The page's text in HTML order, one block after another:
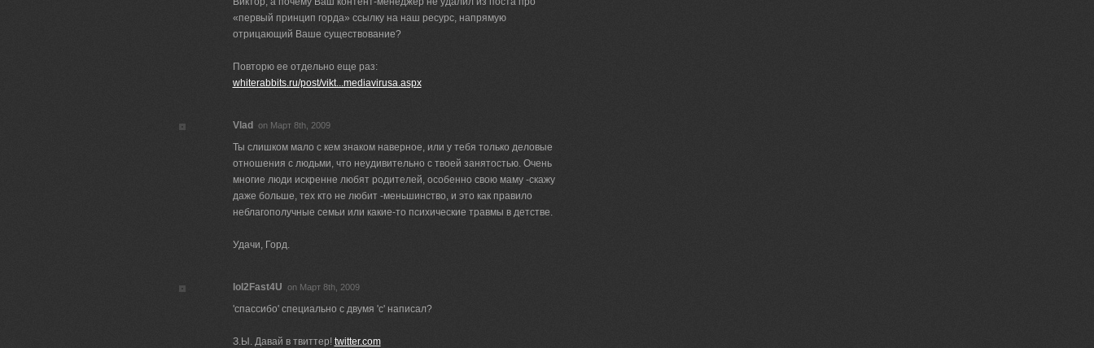
«первый принцип горда» ссылку на наш ресурс, напрямую
отрицающий Ваше существование?
Повторю ее отдельно еще раз:
whiterabbits.ru/post/vikt...mediavirusa.aspx
Vlad on Март 8th, 2009
Ты слишком мало с кем знаком наверное, или у тебя только деловые
отношения с людьми, что неудивительно с твоей занятостью. Очень
многие люди искренне любят родителей, особенно свою маму -скажу
даже больше, тех кто не любит -меньшинство, и это как правило
неблагополучные семьи или какие-то психические травмы в детстве.
Удачи, Горд.
lol2Fast4U on Март 8th, 2009
'спассибо' специально с двумя 'с' написал?
З.Ы. Давай в твиттер! twitter.com